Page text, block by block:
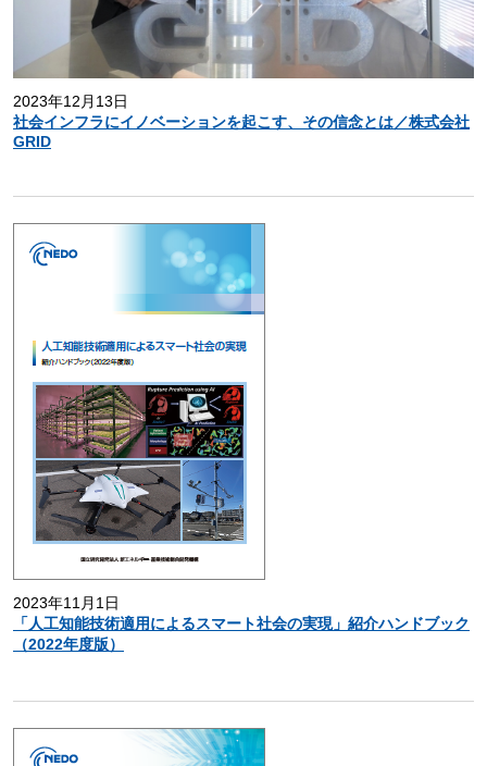
2023年12月13日
社会インフラにイノベーションを起こす、その信念とは／株式会社
GRID
2023年11月1日
「人工知能技術適用によるスマート社会の実現」紹介ハンドブック
（2022年度版）